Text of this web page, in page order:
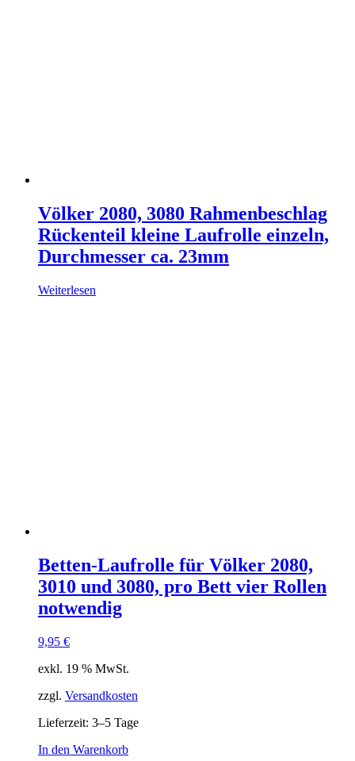
Völker 2080, 3080 Rahmenbeschlag
Rückenteil kleine Laufrolle einzeln,
Durchmesser ca. 23mm
Weiterlesen
Betten-Laufrolle für Völker 2080,
3010 und 3080, pro Bett vier Rollen
notwendig
9,95 €
exkl. 19 % MwSt.
zzgl. Versandkosten
Lieferzeit: 3–5 Tage
In den Warenkorb